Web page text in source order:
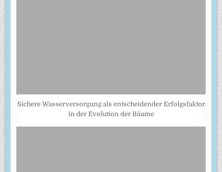
Sichere Wasserversorgung als entscheidender Erfolgsfaktor
in der Evolution der Bäume